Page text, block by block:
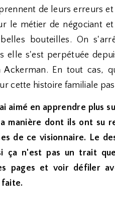
de leurs erreurs
le métier de négociant
bouteilles. On
elle s'est perpétuée
En tout cas,
cette histoire familiale
en apprendre plus
manière dont ils ont su
de ce visionnaire. Le
ça n'est pas un trait
pages et voir défiler
faite.